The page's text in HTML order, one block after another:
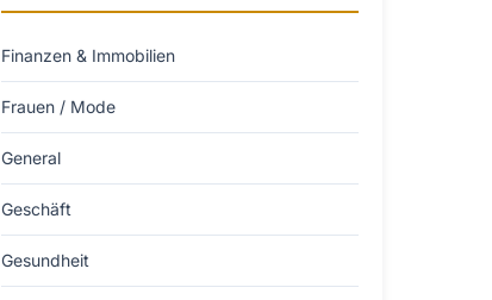
Finanzen & Immobilien
Frauen / Mode
General
Geschäft
Gesundheit